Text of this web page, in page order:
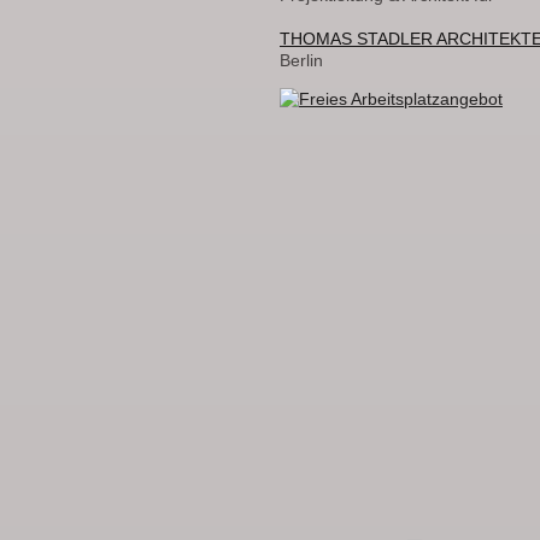
THOMAS STADLER
Berlin